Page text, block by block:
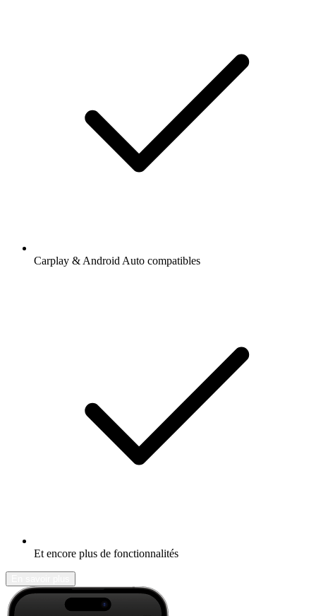
Carplay & Android Auto compatibles
Et encore plus de fonctionnalités